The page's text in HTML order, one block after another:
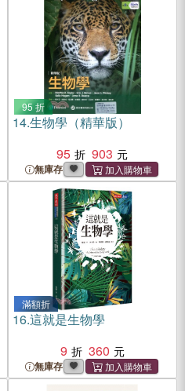
95 折
14.生物學（精華版）
95
903
無庫存
滿額折
16.這就是生物學
9
360
無庫存